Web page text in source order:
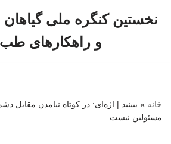
نخستین کنگره ملی گیاهان
و راهکارهای طب
خانه » ببینید | اژه‌ای: در کوتاه نیامدن مقابل
مسئولین نیست